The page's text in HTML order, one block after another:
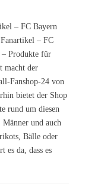
– FC Bayern
– FC
– Produkte für
macht der
Fanshop-24 von
bietet der Shop
rund um diesen
und auch
Bälle oder
es da, dass es